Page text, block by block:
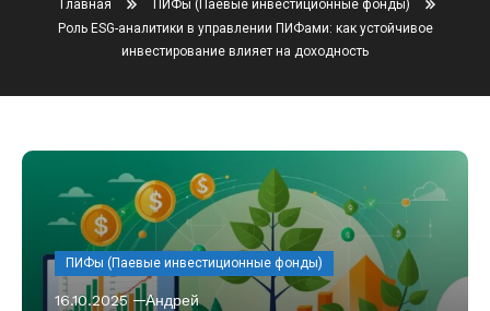
Главная
ПИФы (Паевые инвестиционные фонды)
Роль ESG-аналитики в управлении ПИФами: как устойчивое
инвестирование влияет на доходность
ПИФы (Паевые инвестиционные фонды)
16.10.2025 Андрей